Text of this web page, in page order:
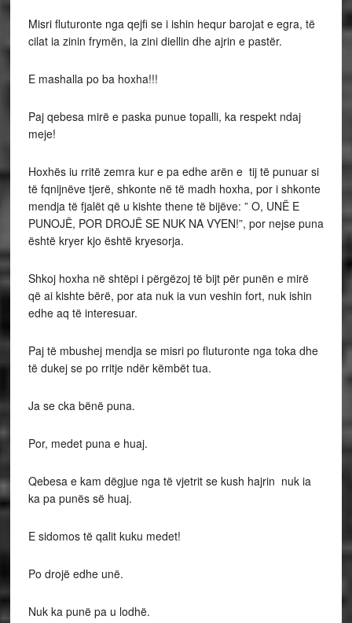
Misri fluturonte nga qejfi se i ishin hequr barojat e egra, të
cilat ia zinin frymën, ia zini diellin dhe ajrin e pastër.
E mashalla po ba hoxha!!!
Paj qebesa mirë e paska punue topalli, ka respekt ndaj
meje!
Hoxhës iu rritë zemra kur e pa edhe arën e tij të punuar si
të fqnijnëve tjerë, shkonte në të madh hoxha, por i shkonte
mendja të fjalët që u kishte thene të bijëve: ” O, UNË E
PUNOJË, POR DROJË SE NUK NA VYEN!”, por nejse puna
është kryer kjo është kryesorja.
Shkoj hoxha në shtëpi i përgëzoj të bijt për punën e mirë
që ai kishte bërë, por ata nuk ia vun veshin fort, nuk ishin
edhe aq të interesuar.
Paj të mbushej mendja se misri po fluturonte nga toka dhe
të dukej se po rritje ndër këmbët tua.
Ja se cka bënë puna.
Por, medet puna e huaj.
Qebesa e kam dëgjue nga të vjetrit se kush hajrin nuk ia
ka pa punës së huaj.
E sidomos të qalit kuku medet!
Po drojë edhe unë.
Nuk ka punë pa u lodhë.